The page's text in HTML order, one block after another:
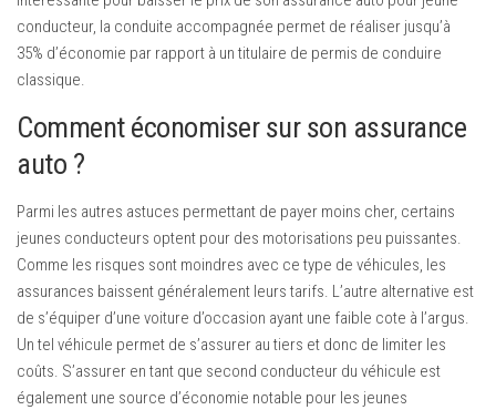
conducteur, la conduite accompagnée permet de réaliser jusqu’à
35% d’économie par rapport à un titulaire de permis de conduire
classique.
Comment économiser sur son assurance
auto ?
Parmi les autres astuces permettant de payer moins cher, certains
jeunes conducteurs optent pour des motorisations peu puissantes.
Comme les risques sont moindres avec ce type de véhicules, les
assurances baissent généralement leurs tarifs. L’autre alternative est
de s’équiper d’une voiture d’occasion ayant une faible cote à l’argus.
Un tel véhicule permet de s’assurer au tiers et donc de limiter les
coûts. S’assurer en tant que second conducteur du véhicule est
également une source d’économie notable pour les jeunes